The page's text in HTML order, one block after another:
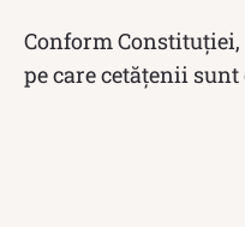
Conform
pe care cetățenii